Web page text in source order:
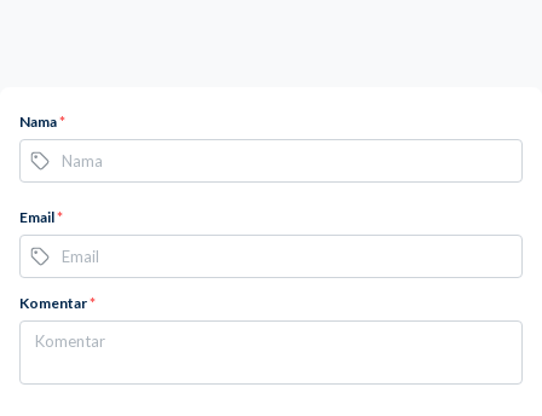
Nama*
Email*
Komentar*